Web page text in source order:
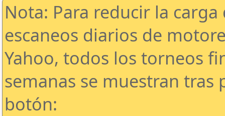
Nota: Para reducir la
escaneos diarios de
Yahoo, todos los torneos
semanas se muestran tras
botón: